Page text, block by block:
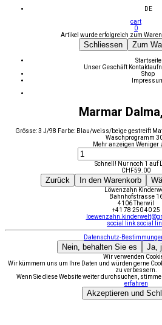
DE
cart
0
Artikel wurde erfolgreich zum
Schliessen Zum
Startseite
Unser Geschäft
Shop
Marmar
Grösse: 3 J/98 Farbe: Blau/weiss/beige gestreift
Waschprogramm
Mehr anzeigen Weniger
Schnell! Nur noch 1 auf
CHF59.00
Zurück In den Warenkorb
Löwenzahn
Bahnhofstrasse
4106 Therwil
+41 78 250 40 25
social link social
Datenschutz-
Nein, behalten Sie es Ja,
Wir verwenden
Wir kümmern uns um Ihre Daten und würden gerne
zu verbessern.
Wenn Sie diese Website weiter durchsuchen,
erfahren
Akzeptieren und